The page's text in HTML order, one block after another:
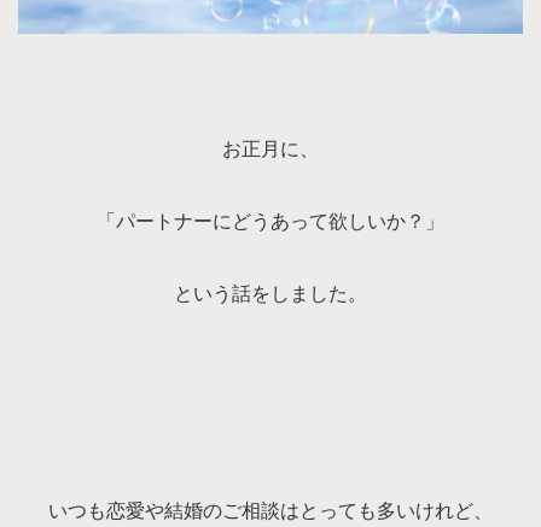
お正月に、
「パートナーにどうあって欲しいか？」
という話をしました。
いつも恋愛や結婚のご相談はとっても多いけれど、